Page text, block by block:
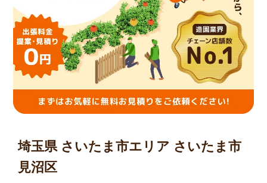
埼玉県 さいたま市エリア さいたま市
見沼区